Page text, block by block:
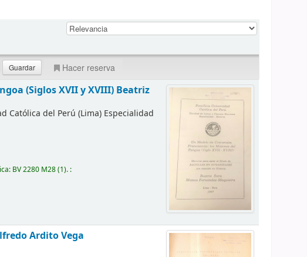
Hacer reserva
(Siglos XVII y XVIII) Beatriz
Católica del Perú (Lima) Especialidad
BV 2280 M28(1). :
Ardito Vega